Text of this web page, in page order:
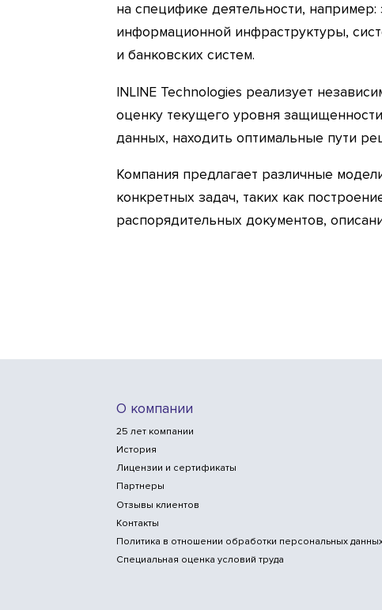
на специфике деятельности,
информационной инфраструктуры,
и банковских систем.
INLINE Technologies реализует
оценку текущего уровня
данных, находить оптимальные пути
Компания предлагает различные
конкретных задач, таких как
распорядительных документов,
О компании
25 лет компании
История
Лицензии и сертификаты
Партнеры
Отзывы клиентов
Контакты
Политика в отношении обработки персональных
Специальная оценка условий труда